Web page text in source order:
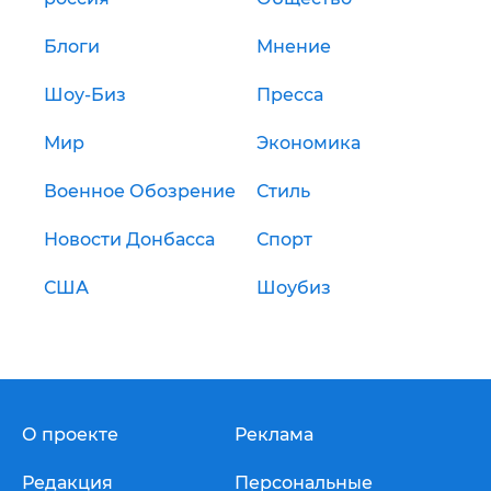
Блоги Мнение
Шоу-Биз Пресса
Мир Экономика
Военное Обозрение Стиль
Новости Донбасса Спорт
США Шоубиз
О проекте
Редакция
Реклама
Персональные